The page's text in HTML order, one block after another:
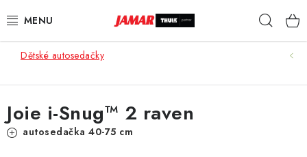
na
STŘEŠNÍ NOSIČE
STŘEŠNÍ BOXY
Dětské autosedačky
Joie i-Snug™ 2 raven
autosedačka 40-75 cm